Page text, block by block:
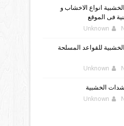
انواع الاخشاب و
فى الموقع
Unknown
للقواعد المسلحة
Unknown
الخشبية
Unknown